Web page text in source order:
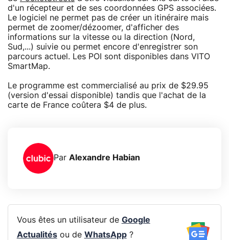
d'un récepteur et de ses coordonnées GPS associées.
Le logiciel ne permet pas de créer un itinéraire mais
permet de zoomer/dézoomer, d'afficher des
informations sur la vitesse ou la direction (Nord,
Sud,...) suivie ou permet encore d'enregistrer son
parcours actuel. Les POI sont disponibles dans VITO
SmartMap.
Le programme est commercialisé au prix de $29.95
(version d'essai disponible) tandis que l'achat de la
carte de France coûtera $4 de plus.
Par Alexandre Habian
Vous êtes un utilisateur de Google
Actualitésou de WhatsApp?